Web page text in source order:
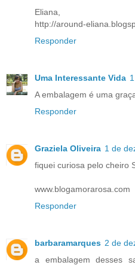
Eliana,
http://around-
Responder
Uma Interessante Vida
A embalagem é uma
Responder
Graziela Oliveira 1 de
fiquei curiosa pelo cheiro
www.blogamorarosa.com
Responder
barbaramarques 2 de
a embalagem desses